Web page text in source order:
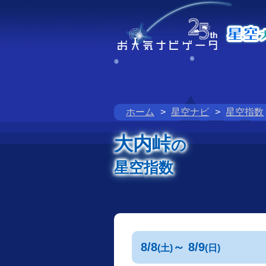
ホーム 星空ナビ 星空指数
大内峠の
星空指数
8/8(土) ～ 8/9(日)